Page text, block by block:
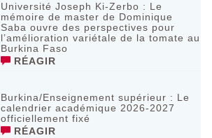
Université Joseph Ki-Zerbo : Le
mémoire de master de Dominique
Saba ouvre des perspectives pour
l’amélioration variétale de la tomate au
Burkina Faso
RÉAGIR
Burkina/Enseignement supérieur : Le
calendrier académique 2026-2027
officiellement fixé
RÉAGIR